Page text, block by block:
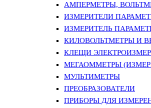
АМПЕРМЕТРЫ,
ИЗМЕРИТЕЛИ
ИЗМЕРИТЕЛЬ
КИЛОВОЛЬТМЕТРЫ И
КЛЕЩИ
МЕГАОММЕТРЫ
МУЛЬТИМЕТРЫ
ПРЕОБРАЗОВАТЕЛИ
ПРИБОРЫ ДЛЯ